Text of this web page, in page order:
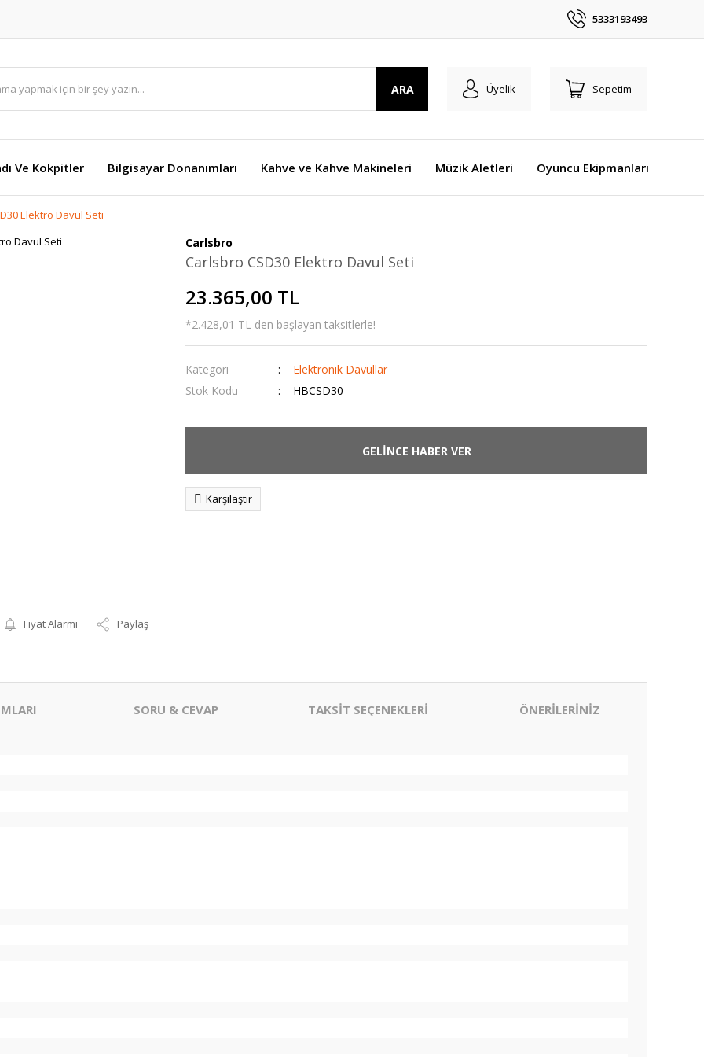
5333193493
ARA Üyelik Sepetim
Ve Kokpitler Bilgisayar Donanımları Kahve ve Kahve Makineleri Müzik Aletleri Oyuncu Ekipmanları
Elektro Davul Seti
Fiyat Alarmı Paylaş
Carlsbro
Carlsbro CSD30 Elektro Davul Seti
23.365,00 TL
*2.428,01 TL den başlayan taksitlerle!
Kategori
Elektronik Davullar
Stok Kodu
HBCSD30
GELİNCE HABER VER
Karşılaştır
SORU & CEVAP TAKSİT SEÇENEKLERİ ÖNERİLERİNİZ